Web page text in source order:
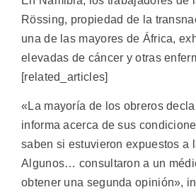
Rössing, propiedad de la
una de las mayores de África,
elevadas de cáncer y otras
[related_articles]
«La mayoría de los obreros
informa acerca de sus
saben si estuvieron expuestos a
Algunos… consultaron a un
obtener una segunda opinión»,